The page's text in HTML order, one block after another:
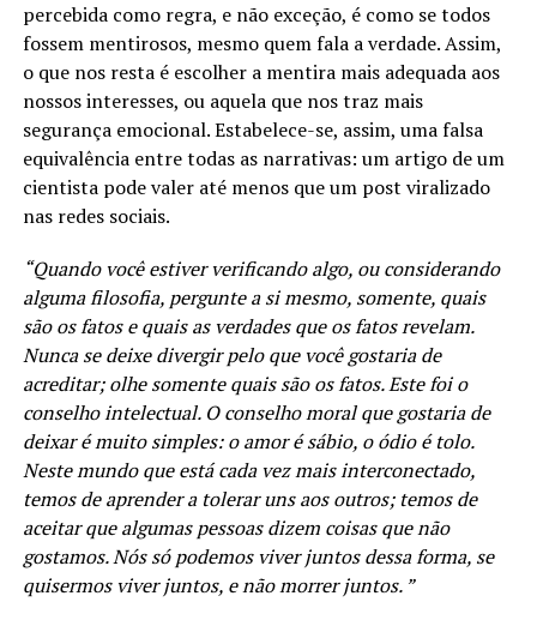
percebida como regra, e não exceção, é como se todos
fossem mentirosos, mesmo quem fala a verdade. Assim,
o que nos resta é escolher a mentira mais adequada aos
nossos interesses, ou aquela que nos traz mais
segurança emocional. Estabelece-se, assim, uma falsa
equivalência entre todas as narrativas: um artigo de um
cientista pode valer até menos que um post viralizado
nas redes sociais.
“Quando você estiver verificando algo, ou considerando
alguma filosofia, pergunte a si mesmo, somente, quais
são os fatos e quais as verdades que os fatos revelam.
Nunca se deixe divergir pelo que você gostaria de
acreditar; olhe somente quais são os fatos. Este foi o
conselho intelectual. O conselho moral que gostaria de
deixar é muito simples: o amor é sábio, o ódio é tolo.
Neste mundo que está cada vez mais interconectado,
temos de aprender a tolerar uns aos outros; temos de
aceitar que algumas pessoas dizem coisas que não
gostamos. Nós só podemos viver juntos dessa forma, se
quisermos viver juntos, e não morrer juntos. ”